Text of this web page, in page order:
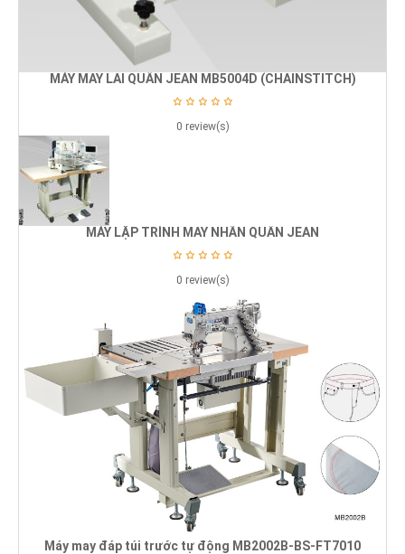
MÁY MAY LAI QUẦN JEAN MB5004D (CHAINSTITCH)
0 review(s)
MÁY LẬP TRÌNH MAY NHÃN QUẦN JEAN
0 review(s)
Máy may đáp túi trước tự động MB2002B-BS-FT7010